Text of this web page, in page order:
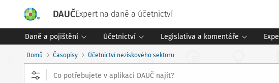
DAUČExpert na daně a účetnictví
Daně a pojištění Účetnictví Legislativa a komentáře
Domů Časopisy Účetnictví neziskového sektoru